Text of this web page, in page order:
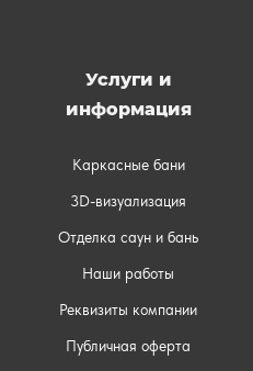
Услуги и
информация
Каркасные бани
3D-визуализация
Отделка саун и бань
Наши работы
Реквизиты компании
Публичная оферта